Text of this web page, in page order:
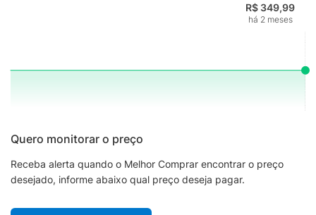
R$ 349,99
há 2 meses
Quero monitorar o preço
Receba alerta quando o Melhor Comprar encontrar o preço
desejado, informe abaixo qual preço deseja pagar.